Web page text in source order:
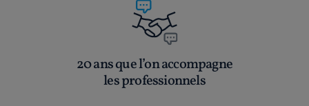
20 ans que l’on accompagne
les professionnels